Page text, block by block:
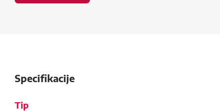
Specifikacije
Tip